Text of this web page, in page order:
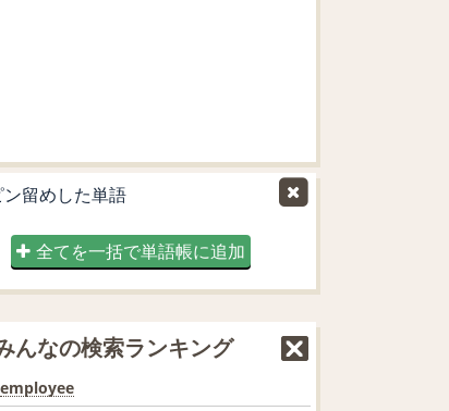
ン留めした単語
全てを一括で単語帳に追加
んなの検索ランキング
employee